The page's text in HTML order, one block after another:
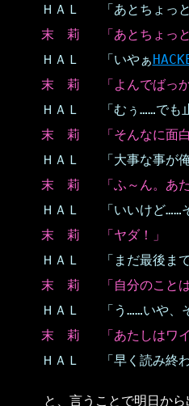
ＨＡＬ
「あとちょっ
末 莉
「あとちょっ
ＨＡＬ
「いやぁ
末 莉
「よんでばっ
ＨＡＬ
「むぅ……で
末 莉
「そんなに面
ＨＡＬ
「大事な事が
末 莉
「ふ～ん。あ
ＨＡＬ
「いいけど
末 莉
「ヤダ！」
ＨＡＬ
「まだ最後
末 莉
「自分のこと
ＨＡＬ
「う……いや
末 莉
「あたしはワ
ＨＡＬ
「早く読み終
と、言うことで明日から